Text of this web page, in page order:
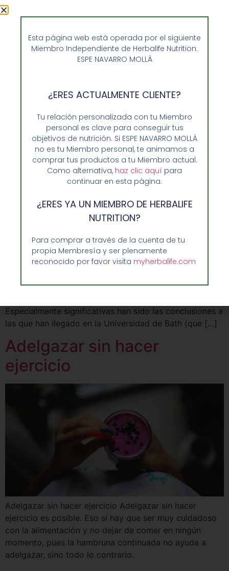
dieta diaria.
La importancia de
desayunar antes de hacer
Desayunar antes de hacer ejercicio acelera el
metabolismo Desayunar antes de hacer ejercicio
desprende de numerosos estudios realizados en torno a
Especialmente significativas han sido las conclusiones a
las que han llegado en la Universidad de Bath (que […]
Adelgazar sin hacer
ejercicio
Adelgazar sin hacer ejercicio Adelgazar sin hacer
ejercicio es posible. Eso sí hay que ser muy cuidadoso
con la alimentación y no dejar de comer en ningún
momento, pues la hambruna continuada no ayuda a
adelgazar, sino todo lo contrario.
Esta página web está operada por el siguiente
Miembro Independiente de Herbalife Nutrition:
ESPE NAVARRO MOLLÀ
¿ERES ACTUALMENTE CLIENTE?
Tu relación personalizada con tu Miembro
personal es clave para conseguir tus
objetivos de nutrición. Si ESPE NAVARRO MOLLÀ
no es tu Miembro personal, te animamos a
comprar tus productos a tu Miembro actual.
Como alternativa, haz clic aquí para
continuar en esta página.
¿ERES YA UN MIEMBRO DE HERBALIFE
NUTRITION?
Para comprar a través de la cuenta de tu
propia Membresía y ser plenamente
reconocido por favor visita myherbalife.com